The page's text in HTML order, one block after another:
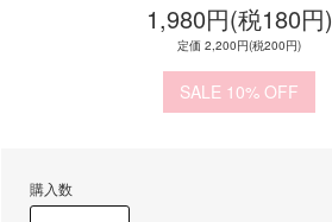
1,980円(税180円)
定価 2,200円(税200円)
10%
購入数